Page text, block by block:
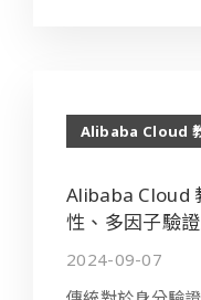
Alibaba Cloud
Alibaba Cloud
性、多因子驗
2024-09-07